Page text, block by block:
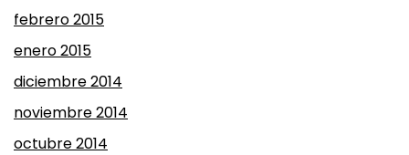
febrero 2015
enero 2015
diciembre 2014
noviembre 2014
octubre 2014